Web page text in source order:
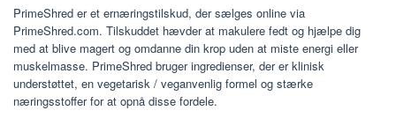
PrimeShred er et ernæringstilskud, der sælges online via
PrimeShred.com. Tilskuddet hævder at makulere fedt og hjælpe dig
med at blive magert og omdanne din krop uden at miste energi eller
muskelmasse. PrimeShred bruger ingredienser, der er klinisk
understøttet, en vegetarisk / veganvenlig formel og stærke
næringsstoffer for at opnå disse fordele.